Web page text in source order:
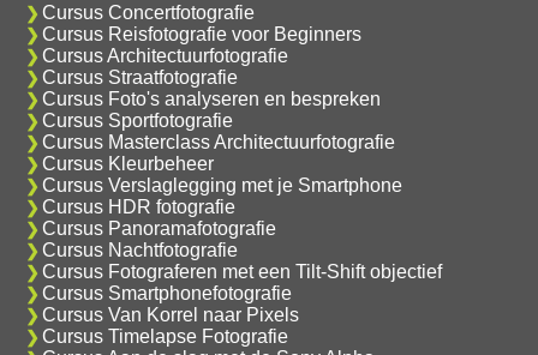
Cursus Concertfotografie
Cursus Reisfotografie voor Beginners
Cursus Architectuurfotografie
Cursus Straatfotografie
Cursus Foto's analyseren en bespreken
Cursus Sportfotografie
Cursus Masterclass Architectuurfotografie
Cursus Kleurbeheer
Cursus Verslaglegging met je Smartphone
Cursus HDR fotografie
Cursus Panoramafotografie
Cursus Nachtfotografie
Cursus Fotograferen met een Tilt-Shift objectief
Cursus Smartphonefotografie
Cursus Van Korrel naar Pixels
Cursus Timelapse Fotografie